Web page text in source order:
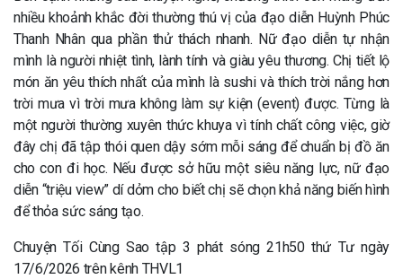
nhiều khoảnh khắc đời thường thú vị của đạo diễn Huỳnh Phúc
Thanh Nhân qua phần thử thách nhanh. Nữ đạo diễn tự nhận
mình là người nhiệt tình, lành tính và giàu yêu thương. Chị tiết lộ
món ăn yêu thích nhất của mình là sushi và thích trời nắng hơn
trời mưa vì trời mưa không làm sự kiện (event) được. Từng là
một người thường xuyên thức khuya vì tính chất công việc, giờ
đây chị đã tập thói quen dậy sớm mỗi sáng để chuẩn bị đồ ăn
cho con đi học. Nếu được sở hữu một siêu năng lực, nữ đạo
diễn “triệu view” dí dỏm cho biết chị sẽ chọn khả năng biến hình
để thỏa sức sáng tạo.
Chuyện Tối Cùng Sao tập 3 phát sóng 21h50 thứ Tư ngày
17/6/2026 trên kênh THVL1